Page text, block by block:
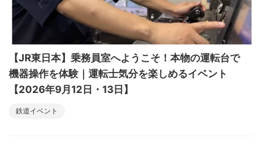
【JR東日本】乗務員室へようこそ！本物の運転台で
機器操作を体験｜運転士気分を楽しめるイベント
【2026年9月12日・13日】
鉄道イベント